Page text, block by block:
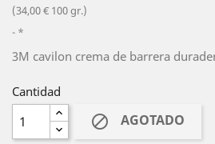
(34,00 € 100 gr.)
*
3M cavilon crema de barrera
Cantidad
 AGOTADO